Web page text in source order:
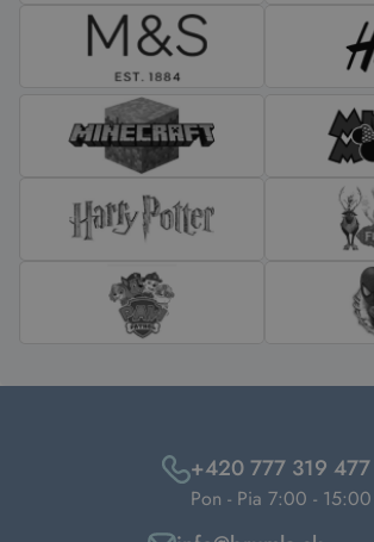
+420 777 319 477
Pon - Pia 7:00 - 15:00